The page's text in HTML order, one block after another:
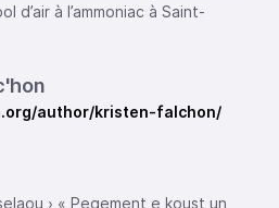
d’air à l’ammoniac à Saint-
author/kristen-falchon/
› « Pegement e koust un